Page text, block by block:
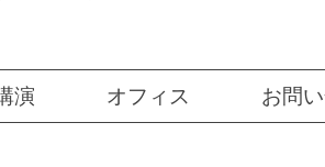
演 オフィス お問